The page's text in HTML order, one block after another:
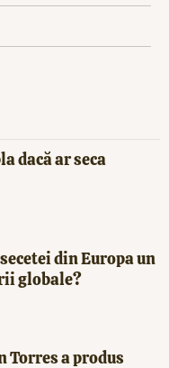
dacă ar seca
din Europa un
globale?
Torres a produs